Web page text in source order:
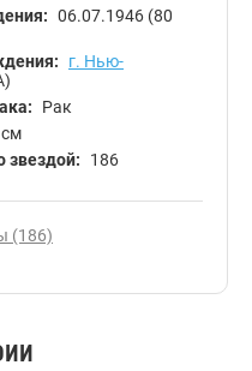
06.07.1946 (80
г. Нью-
Рак
звездой:
186
(186)